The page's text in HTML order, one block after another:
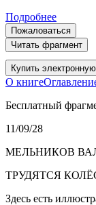
Подробнее
Пожаловаться
Читать фрагмент
Купить
О книге
Бесплатный
11/09/28
МЕЛЬНИКОВ
ТРУДЯТСЯ
Здесь есть